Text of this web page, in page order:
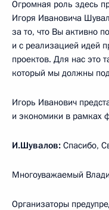
Огромная роль здесь
Игоря Ивановича
за то, что Вы активно
и с реализацией идей
проектов. Для нас это
который мы должны
Игорь Иванович
и экономики в рамках
И.Шувалов: Спасибо,
Многоуважаемый
Организаторы